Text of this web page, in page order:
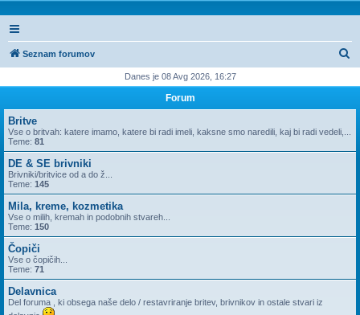
Seznam forumov
a
j
Danes je 08 Avg 2026, 16:27
Forum
Britve
Vse o britvah: katere imamo, katere bi radi imeli, kaksne smo naredili, kaj bi radi vedeli,...
Teme: 81
DE & SE brivniki
Brivniki/britvice od a do ž...
Teme: 145
Mila, kreme, kozmetika
Vse o milih, kremah in podobnih stvareh...
Teme: 150
Čopiči
Vse o čopičih...
Teme: 71
Delavnica
Del foruma , ki obsega naše delo / restavriranje britev, brivnikov in ostale stvari iz